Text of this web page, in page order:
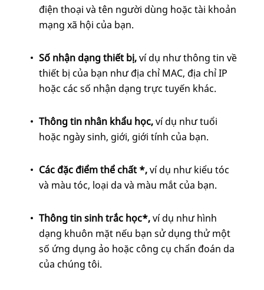
điện thoại và tên người dùng hoặc tài khoản
mạng xã hội của bạn.
Số nhận dạng thiết bị,ví dụ như thông tin về
thiết bị của bạn như địa chỉ MAC, địa chỉ IP
hoặc các số nhận dạng trực tuyến khác.
Thông tin nhân khẩu học,ví dụ như tuổi
hoặc ngày sinh, giới, giới tính của bạn.
Các đặc điểm thể chất *,ví dụ như kiểu tóc
và màu tóc, loại da và màu mắt của bạn.
Thông tin sinh trắc học*,ví dụ như hình
dạng khuôn mặt nếu bạn sử dụng thử một
số ứng dụng ảo hoặc công cụ chẩn đoán da
của chúng tôi.